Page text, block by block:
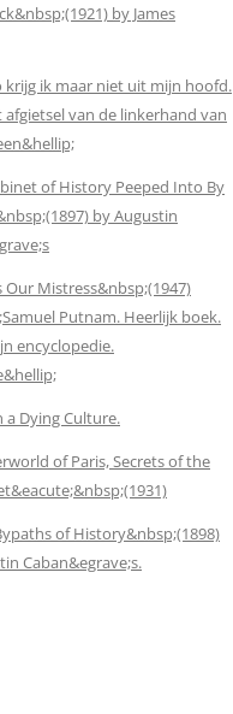
by James
krijg ik maar niet uit mijn hoofd.
afgietsel van de linkerhand van
of History Peeped Into By
by Augustin
Our Mistress&nbsp;(1947)
Putnam. Heerlijk boek.
encyclopedie.
a Dying Culture.
of Paris, Secrets of the
of History&nbsp;(1898)
Caban&egrave;s.